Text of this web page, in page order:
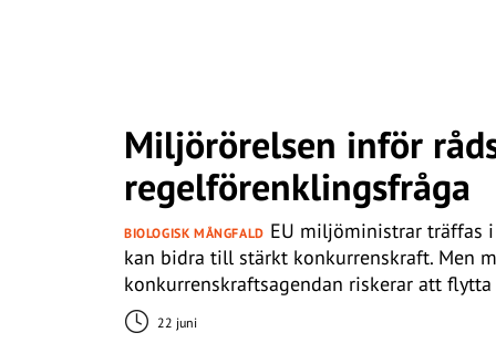
Miljörörelsen inför
regelförenklingsfråga
BIOLOGISK MÅNGFALD EU miljöministrar träffas
kan bidra till stärkt konkurrenskraft. Men
konkurrenskraftsagendan riskerar att
22 juni